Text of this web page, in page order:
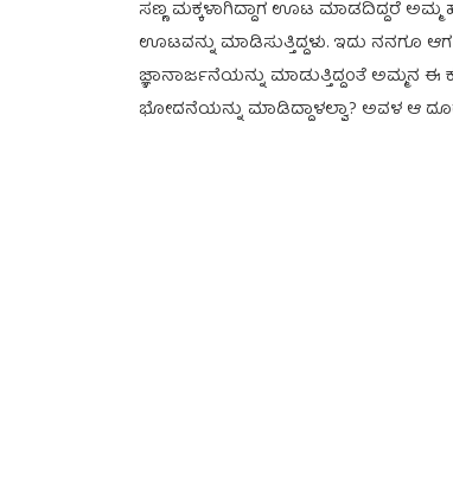
ಸಣ್ಣ ಮಕ್ಕಳಾಗಿದ್ದಾಗ ಊಟ ಮಾಡದಿದ್ದರೆ ಅಮ್ಮ
ಊಟವನ್ನು ಮಾಡಿಸುತ್ತಿದ್ದಳು. ಇದು ನನಗೂ
ಜ್ಞಾನಾರ್ಜನೆಯನ್ನು ಮಾಡುತ್ತಿದ್ದಂತೆ ಅಮ್ಮನ
ಭೋದನೆಯನ್ನು ಮಾಡಿದ್ದಾಳಲ್ವಾ? ಅವಳ ಆ